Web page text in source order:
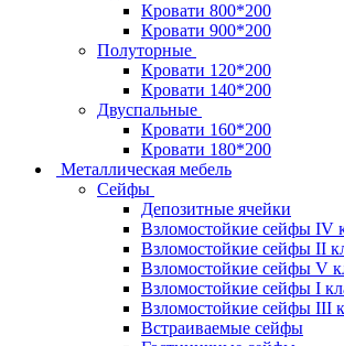
Кровати 800*200
Кровати 900*200
Полуторные
Кровати 120*200
Кровати 140*200
Двуспальные
Кровати 160*200
Кровати 180*200
Металлическая мебель
Сейфы
Депозитные ячейки
Взломостойкие сейфы IV
Взломостойкие сейфы II
Взломостойкие сейфы V
Взломостойкие сейфы I
Взломостойкие сейфы III
Встраиваемые сейфы